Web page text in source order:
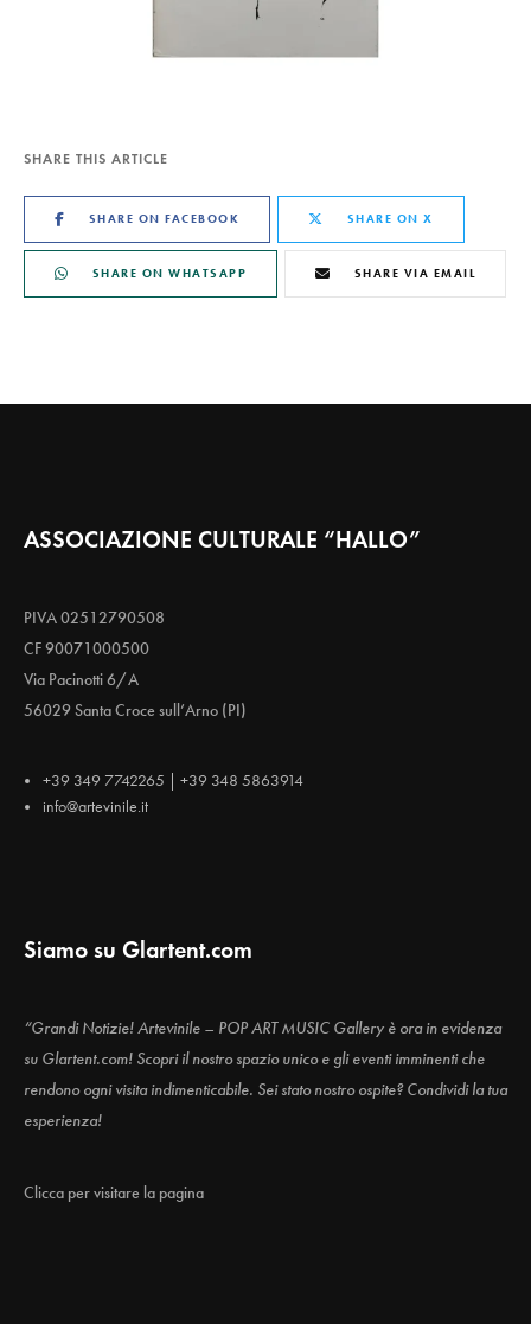
SHARE THIS ARTICLE
SHARE ON FACEBOOK SHARE ON X
SHARE ON WHATSAPP SHARE VIA EMAIL
ASSOCIAZIONE CULTURALE “HALLO”
PIVA 02512790508
CF 90071000500
Via Pacinotti 6/A
56029 Santa Croce sull’Arno (PI)
+39 349 7742265 | +39 348 5863914
info@artevinile.it
Siamo su Glartent.com
“Grandi Notizie! Artevinile – POP ART MUSIC Gallery è ora in evidenza
su Glartent.com! Scopri il nostro spazio unico e gli eventi imminenti che
rendono ogni visita indimenticabile. Sei stato nostro ospite? Condividi la tua
esperienza!
Clicca per visitare la pagina